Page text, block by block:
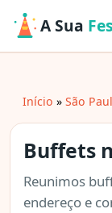
A Sua
Início São
Buffets
Reunimos
endereço e